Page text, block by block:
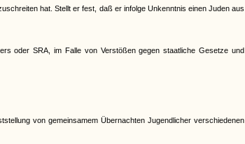
hat. Stellt er fest, daß er infolge Unkenntnis einen Juden aus
oder SRA, im Falle von Verstößen gegen staatliche Gesetze und
von gemeinsamem Übernachten Jugendlicher verschiedenen